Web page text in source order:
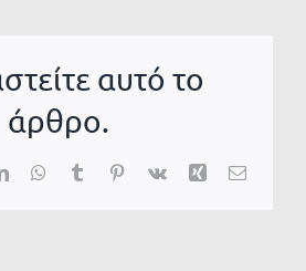
αυτό το
άρθρο.
LinkedInWhatsApp
TumblrPinterest
Vk Xing Email